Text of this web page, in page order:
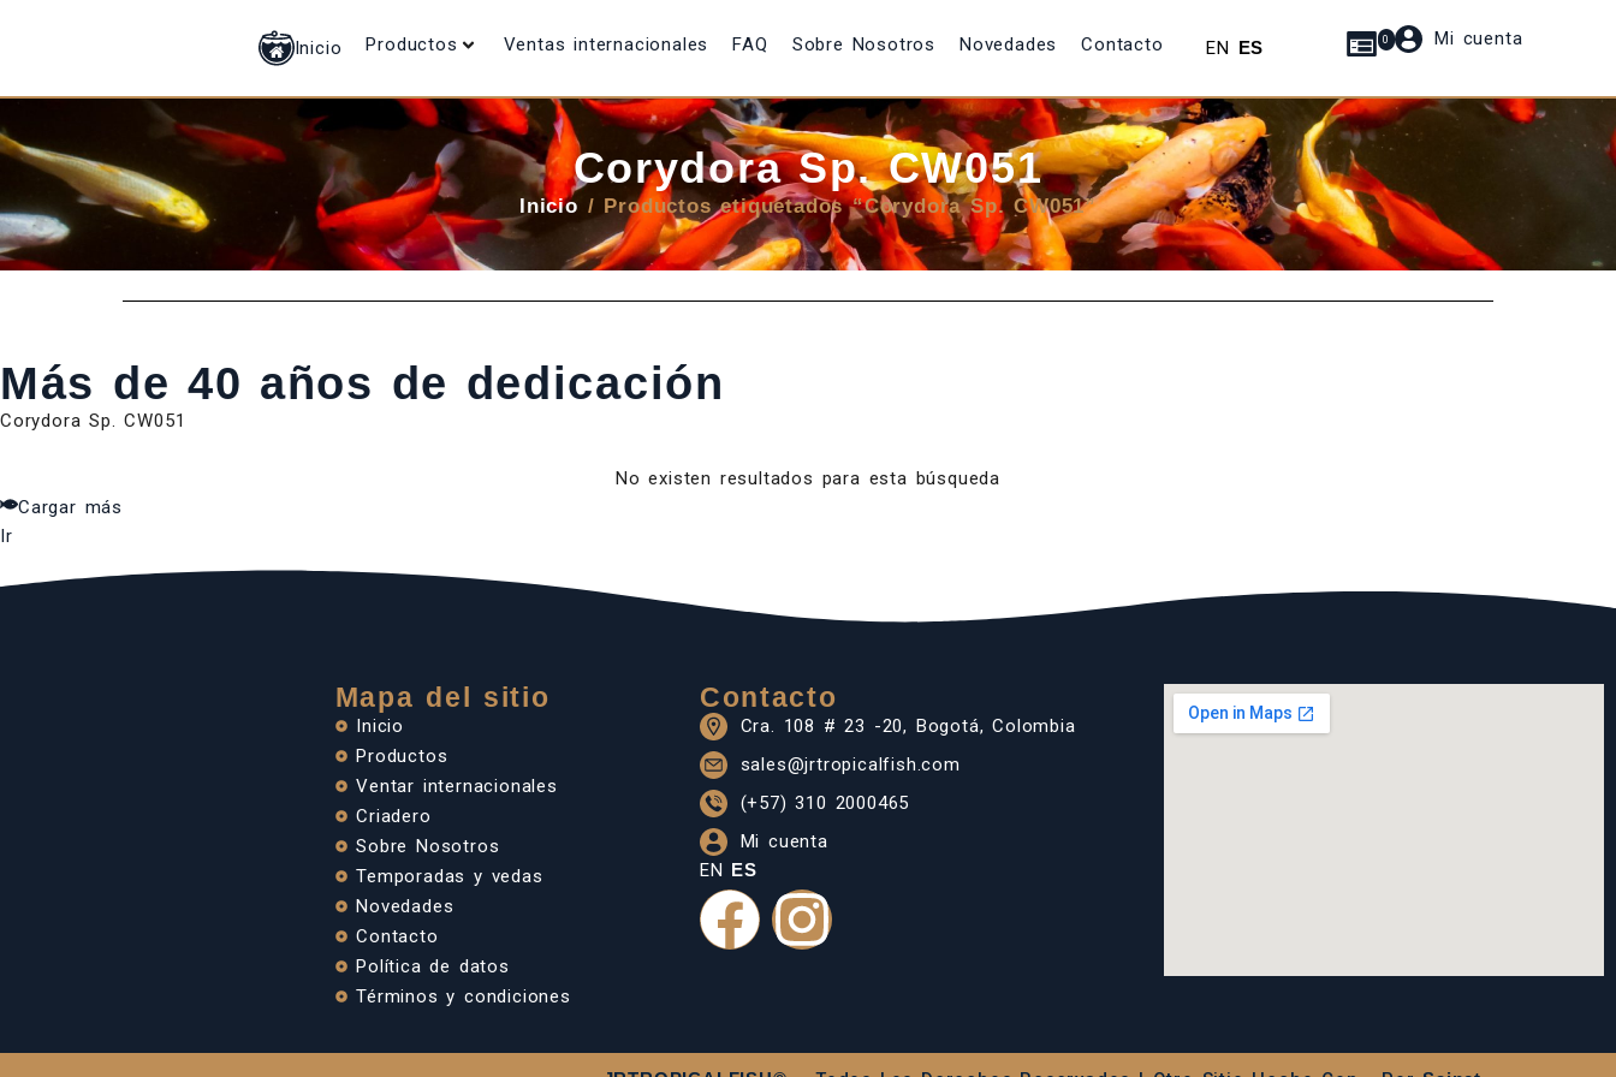
Inicio Productos Ventas internacionales FAQ Sobre Nosotros Novedades Contacto EN ES 0 Mi cuenta
Corydora Sp. CW051
Inicio / Productos etiquetados “Corydora Sp. CW051”
Más de 40 años de dedicación
Corydora Sp. CW051
No existen resultados para esta búsqueda
Cargar más
Ir
Mapa del sitio
Inicio
Productos
Ventar internacionales
Criadero
Sobre Nosotros
Temporadas y vedas
Novedades
Contacto
Política de datos
Términos y condiciones
Contacto
Cra. 108 # 23 -20, Bogotá, Colombia
sales@jrtropicalfish.com
(+57) 310 2000465
Mi cuenta
EN ES